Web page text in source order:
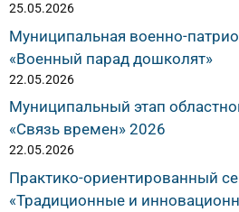
25.05.2026
Муниципальная военно-
«Военный парад дошколят»
22.05.2026
Муниципальный этап
«Связь времен» 2026
22.05.2026
Практико-ориентированный
«Традиционные и